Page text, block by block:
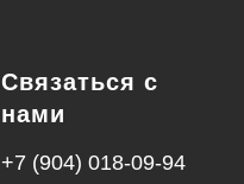
Связаться с
нами
+7 (904) 018-09-94